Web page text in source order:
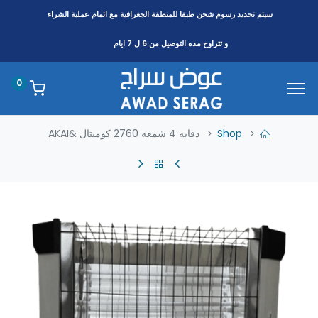
سيتم تحديد رسوم شحن طبقا للمنطقةالجغرافية مع اتمام عملية الشراء
و تتراوح مده التوصيل من 6 ل 7 ايام
0
Shop دفايه 4 شمعه 2760 كوميتال &AKAI